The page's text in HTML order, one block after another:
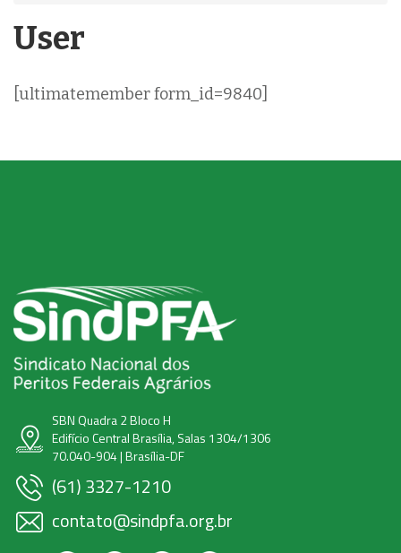
User
[ultimatemember form_id=9840]
SBN Quadra 2 Bloco H
Edifício Central Brasília, Salas 1304/1306
70.040-904 | Brasília-DF
(61) 3327-1210
contato@sindpfa.org.br